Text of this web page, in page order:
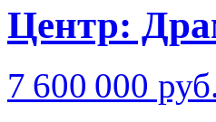
Центр:
7 600 000